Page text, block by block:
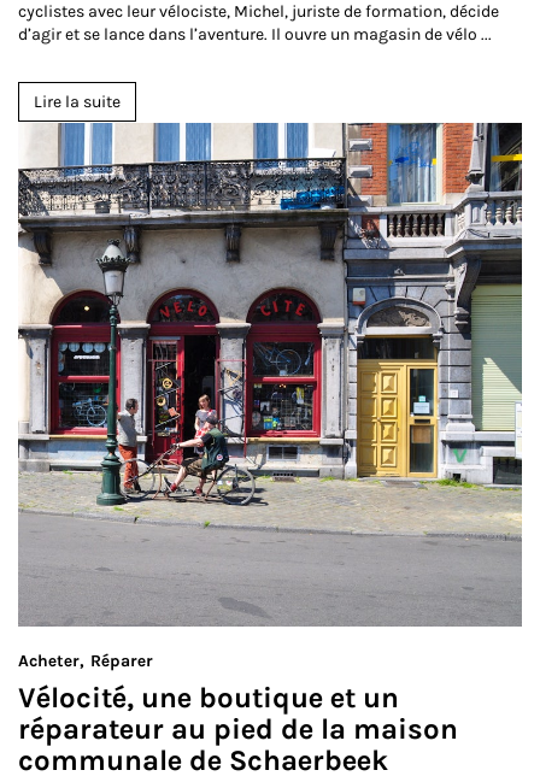
cyclistes avec leur vélociste, Michel, juriste de formation, décide
d’agir et se lance dans l’aventure. Il ouvre un magasin de vélo ...
Lire la suite
Acheter Réparer
Vélocité, une boutique et un
réparateur au pied de la maison
communale de Schaerbeek